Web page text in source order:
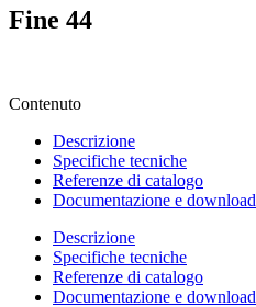
Fine 44
Contenuto
Descrizione
Specifiche tecniche
Referenze di catalogo
Documentazione e download
Descrizione
Specifiche tecniche
Referenze di catalogo
Documentazione e download